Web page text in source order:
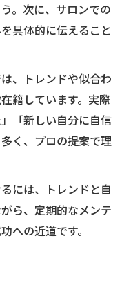
。次に、サロンでの
具体的に伝えること
、トレンドや似合わ
籍しています。実際
「新しい自分に自信
く、プロの提案で理
には、トレンドと自
ら、定期的なメンテ
への近道です。